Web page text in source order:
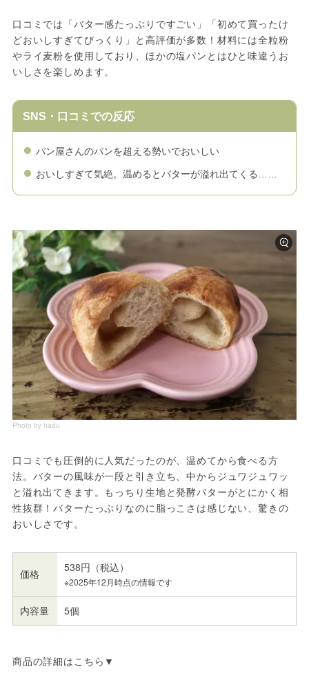
口コミでは「バター感たっぷりですごい」「初めて買ったけ
どおいしすぎてびっくり」と高評価が多数！材料には全粒粉
やライ麦粉を使用しており、ほかの塩パンとはひと味違うお
いしさを楽しめます。
SNS・口コミでの反応
パン屋さんのパンを超える勢いでおいしい
おいしすぎて気絶。温めるとバターが溢れ出てくる……
Photo by hadu
口コミでも圧倒的に人気だったのが、温めてから食べる方
法。バターの風味が一段と引き立ち、中からジュワジュワッ
と溢れ出てきます。もっちり生地と発酵バターがとにかく相
性抜群！バターたっぷりなのに脂っこさは感じない、驚きの
おいしさです。
価格 538円（税込）
※2025年12月時点の情報です
内容量 5個
商品の詳細はこちら▼